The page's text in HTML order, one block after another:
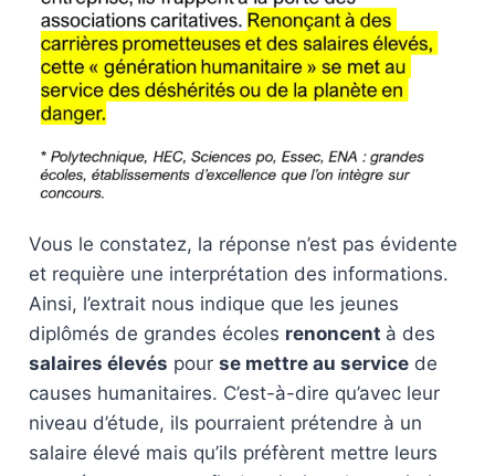
Vous le constatez, la réponse n’est pas évidente
et requière une interprétation des informations.
Ainsi, l’extrait nous indique que les jeunes
diplômés de grandes écoles renoncent à des
salaires élevés pour se mettre au servicede
causes humanitaires. C’est-à-dire qu’avec leur
niveau d’étude, ils pourraient prétendre à un
salaire élevé mais qu’ils préfèrent mettre leurs